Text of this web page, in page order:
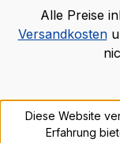
Alle Preise
Versandkosten
Diese Website
Erfahrung